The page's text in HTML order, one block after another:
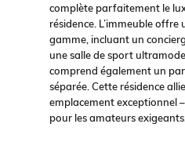
complète parfaitement le
résidence. L’immeuble offre
gamme, incluant un
une salle de sport
comprend également un
séparée. Cette résidence
emplacement exceptionnel
pour les amateurs exigeants.